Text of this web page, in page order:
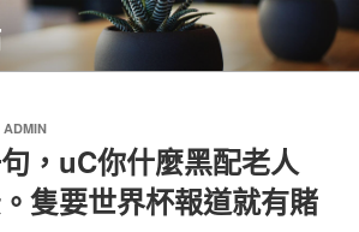
ADMIN
，uC你什麼黑配老人
隻要世界杯報道就有賭